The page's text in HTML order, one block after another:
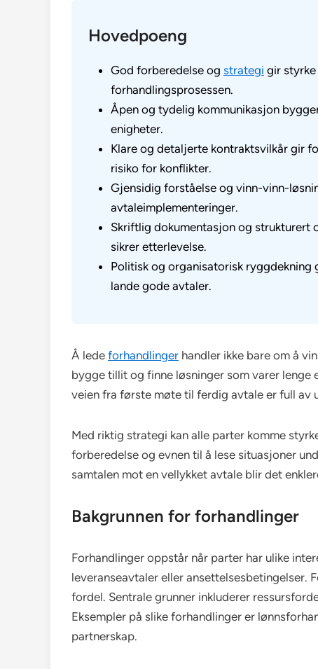
Hovedpoeng
God forberedelse og strategi gir
forhandlingsprosessen.
Åpen og tydelig kommunikasjon
enigheter.
Klare og detaljerte kontraktsvilkår gir
risiko for konflikter.
Gjensidig forståelse og vinn-vinn-
avtaleimplementeringer.
Skriftlig dokumentasjon og strukturert
sikrer etterlevelse.
Politisk og organisatorisk
lande gode avtaler.
Å lede forhandlinger handler ikke bare om å
bygge tillit og finne løsninger som varer
veien fra første møte til ferdig avtale er full av
Med riktig strategi kan alle parter komme
forberedelse og evnen til å lese situasjoner
samtalen mot en vellykket avtale blir det
Bakgrunnen for forhandlinger
Forhandlinger oppstår når parter har ulike
leveranseavtaler eller ansettelsesbetingelser.
fordel. Sentrale grunner inkluderer
Eksempler på slike forhandlinger er
partnerskap.